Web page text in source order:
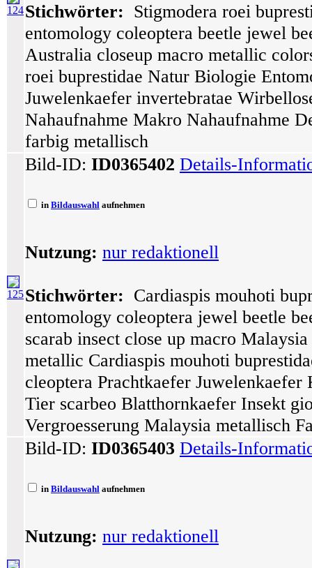
124Stichwörter: Stigmodera roei
entomology coleoptera beetle jewel
Australia closeup macro metallic
roei buprestidae Natur Biologie
Juwelenkaefer invertebratae
Nahaufnahme Makro Nahaufnahme
farbig metallisch
125
Bild-ID: ID0365402 Details-
in Bildauswahl aufnehmen
Nutzung: nur redaktionell
Stichwörter: Cardiaspis mouhoti
entomology coleoptera jewel beetle
scarab insect close up macro
metallic Cardiaspis mouhoti
cleoptera Prachtkaefer
Tier scarbeo Blatthornkaefer Insekt
Vergroesserung Malaysia metallisch
Bild-ID: ID0365403 Details-
in Bildauswahl aufnehmen
Nutzung: nur redaktionell